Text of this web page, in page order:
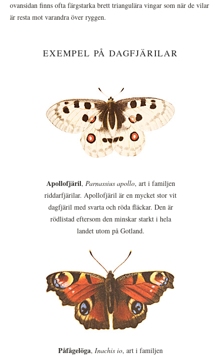
ovansidan finns ofta färgstarka brett triangulära vingar som när de vilar
är resta mot varandra över ryggen.
EXEMPEL PÅ DAGFJÄRILAR
Apollofjäril, Parnassius apollo, art i familjen
riddarfjärilar. Apollofjäril är en mycket stor vit
dagfjäril med svarta och röda fläckar. Den är
rödlistad eftersom den minskar starkt i hela
landet utom på Gotland.
Påfågelöga, Inachis io, art i familjen